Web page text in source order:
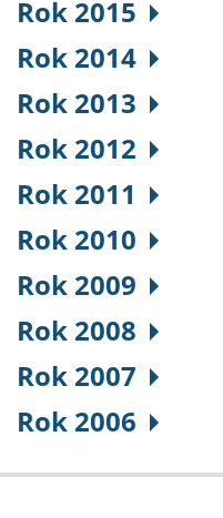
Rok 2015
Rok 2014
Rok 2013
Rok 2012
Rok 2011
Rok 2010
Rok 2009
Rok 2008
Rok 2007
Rok 2006